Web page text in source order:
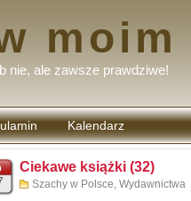
nie, ale zawsze prawdziwe!
Kalendarz
Ciekawe książki (32)
Szachy w Polsce, Wydawnictwa